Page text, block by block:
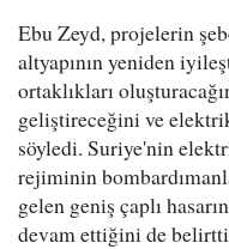
Ebu Zeyd, projelerin
altyapının yeniden
ortaklıkları
geliştireceğini ve
söyledi. Suriye'nin
rejiminin
gelen geniş çaplı
devam ettiğini de